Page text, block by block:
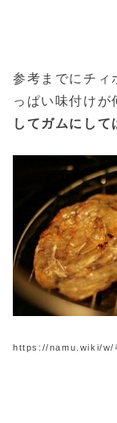
参考までにチィ
っぱい味付け
してガムにして
https://namu.wiki/w/